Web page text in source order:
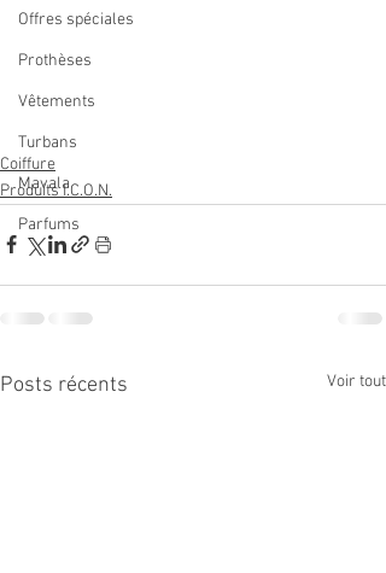
Offres spéciales
Prothèses
Vêtements
Turbans
Mavala
Parfums
Coiffure
Produits I.C.O.N.
Posts récents Voir tout